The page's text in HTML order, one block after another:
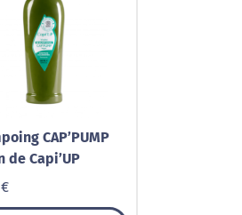
CAP’PUMP
de Capi’UP